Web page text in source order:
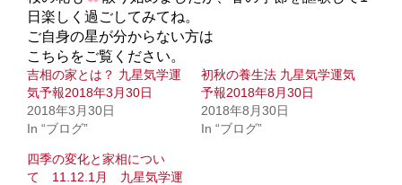
日楽しく過ごしてみてね。
ご自身の星が分からない方は
こちらをご覧ください。
吉相の家とは？ 九星気学運
気予報2018年3月30日
2018年3月30日
In “ブログ”
初秋の養生法 九星気学運気
予報2018年8月30日
2018年8月30日
In “ブログ”
四季の変化と家相につい
て 11.12.1月 九星気学運